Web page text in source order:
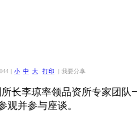
[ 小 中 大 打印 ] 我要分享
长李琼率领品资所专家团
并参与座谈。